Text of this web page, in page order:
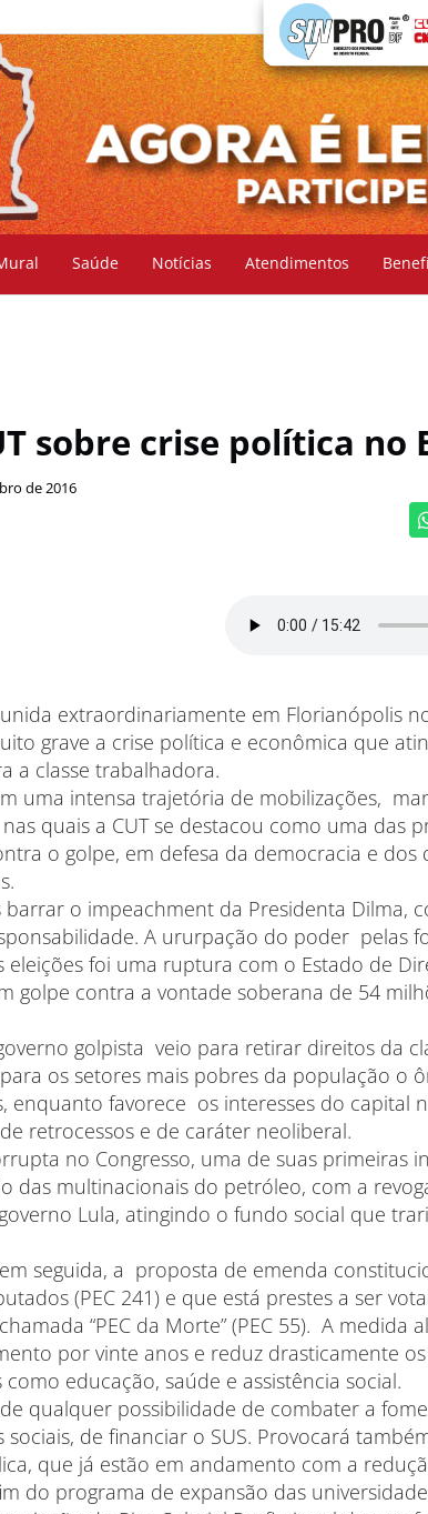
Saúde Notícias Atendimentos
sobre crise política no
de 2016
extraordinariamente em Florianópolis
grave a crise política e econômica que
a classe trabalhadora.
uma intensa trajetória de mobilizações,
quais a CUT se destacou como uma das
o golpe, em defesa da democracia e dos
o impeachment da Presidenta Dilma,
A ururpação do poder pelas
eleições foi uma ruptura com o Estado de
golpe contra a vontade soberana de 54
golpista veio para retirar direitos da
os setores mais pobres da população o
enquanto favorece os interesses do capital
retrocessos e de caráter neoliberal.
no Congresso, uma de suas primeiras
das multinacionais do petróleo, com a
Lula, atingindo o fundo social que
seguida, a proposta de emenda
(PEC 241) e que está prestes a ser
“PEC da Morte” (PEC 55). A medida
por vinte anos e reduz drasticamente
educação, saúde e assistência social.
qualquer possibilidade de combater a
de financiar o SUS. Provocará
que já estão em andamento com a
do programa de expansão das